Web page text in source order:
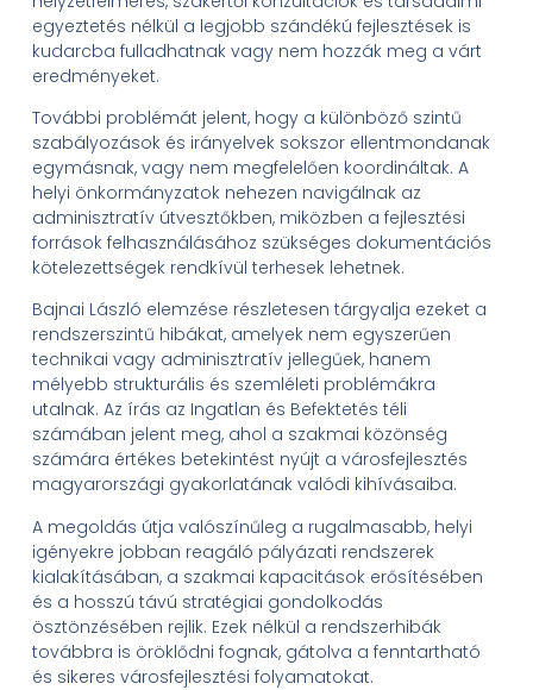
egyeztetés nélkül a legjobb szándékú fejlesztések is
kudarcba fulladhatnak vagy nem hozzák meg a várt
eredményeket.
További problémát jelent, hogy a különböző szintű
szabályozások és irányelvek sokszor ellentmondanak
egymásnak, vagy nem megfelelően koordináltak. A
helyi önkormányzatok nehezen navigálnak az
adminisztratív útvesztőkben, miközben a fejlesztési
források felhasználásához szükséges dokumentációs
kötelezettségek rendkívül terhesek lehetnek.
Bajnai László elemzése részletesen tárgyalja ezeket a
rendszerszintű hibákat, amelyek nem egyszerűen
technikai vagy adminisztratív jellegűek, hanem
mélyebb strukturális és szemléleti problémákra
utalnak. Az írás az Ingatlan és Befektetés téli
számában jelent meg, ahol a szakmai közönség
számára értékes betekintést nyújt a városfejlesztés
magyarországi gyakorlatának valódi kihívásaiba.
A megoldás útja valószínűleg a rugalmasabb, helyi
igényekre jobban reagáló pályázati rendszerek
kialakításában, a szakmai kapacitások erősítésében
és a hosszú távú stratégiai gondolkodás
ösztönzésében rejlik. Ezek nélkül a rendszerhibák
továbbra is öröklődni fognak, gátolva a fenntartható
és sikeres városfejlesztési folyamatokat.